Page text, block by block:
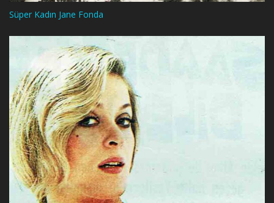
Süper Kadın Jane Fonda